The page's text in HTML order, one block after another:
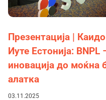
Презентација |
Иуте Естонија: BNPL
иновација до моќна
алатка
03.11.2025